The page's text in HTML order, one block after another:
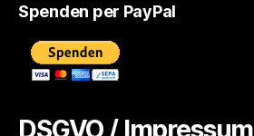
Spenden per PayPal
DSGVO / Impressum